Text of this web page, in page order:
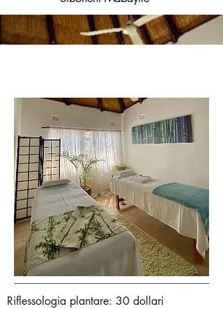
Riflessologia plantare: 30 dollari